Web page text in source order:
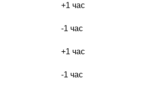
+1 час
-1 час
+1 час
-1 час